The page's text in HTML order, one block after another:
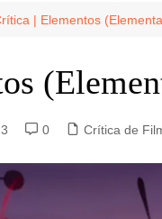
Livros
Game
| Elementos
0 Crítica de